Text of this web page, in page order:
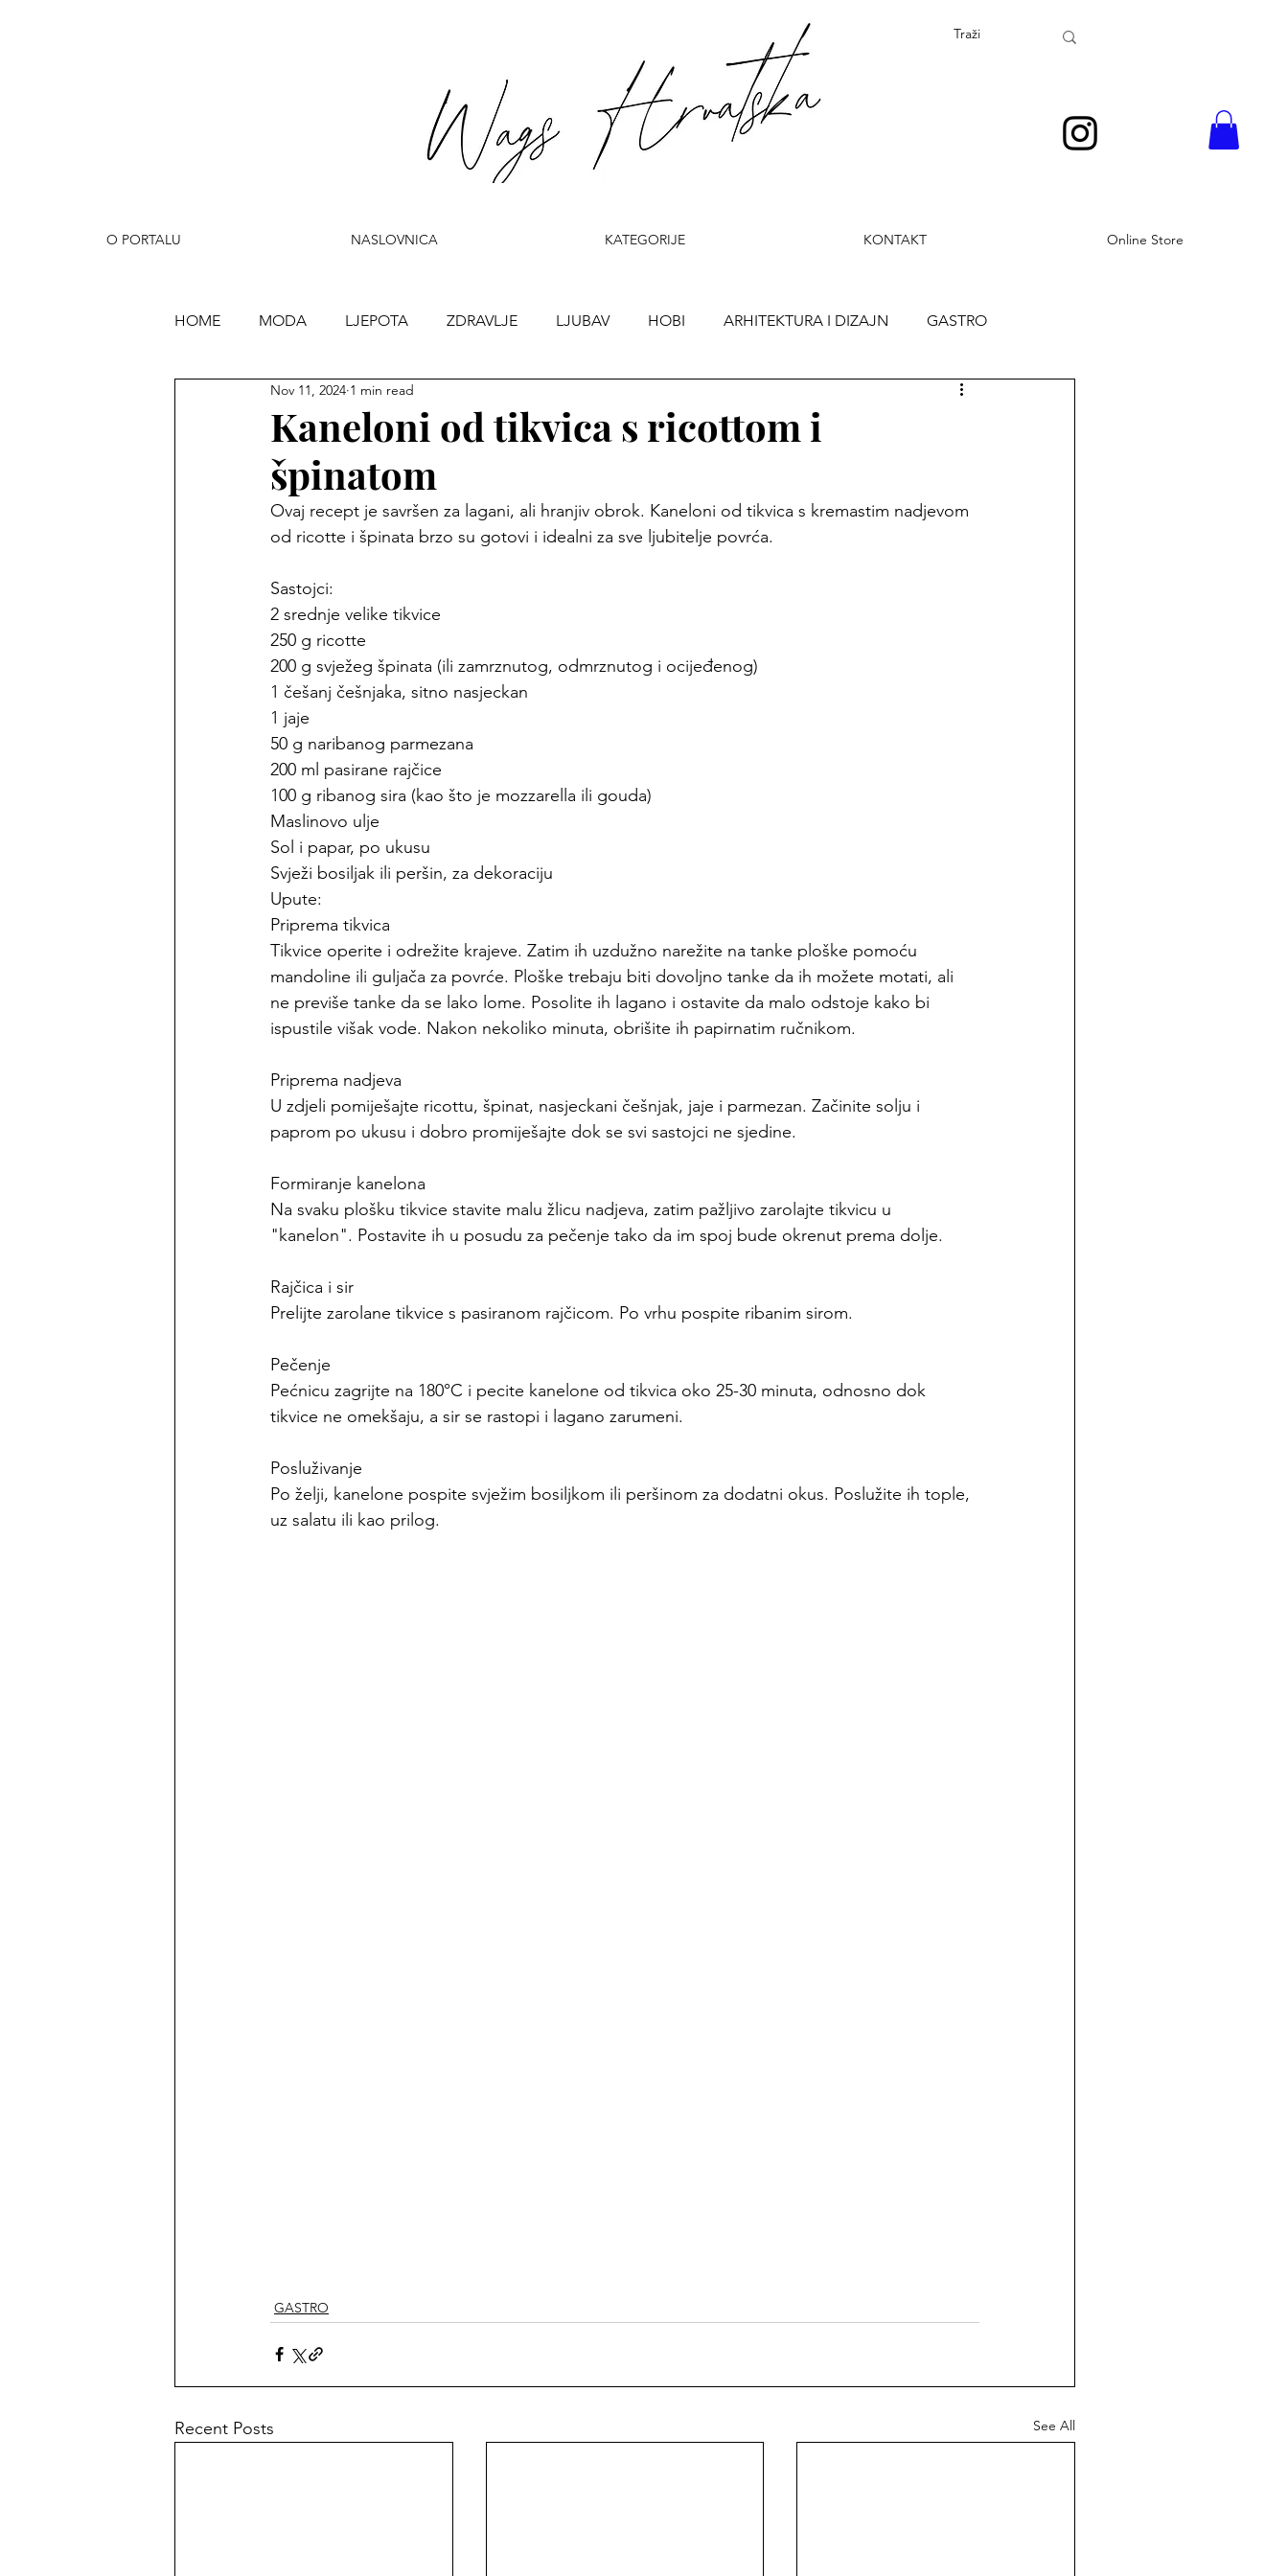
O PORTALU NASLOVNICA KATEGORIJE KONTAKT Online Store
HOME MODA LJEPOTA ZDRAVLJE LJUBAV HOBI ARHITEKTURA I DIZAJN GASTRO
PUTOVANJA ZABAVA
Kaneloni od tikvica s ricottom i
špinatom
Nov 11, 2024 1 min read
Ovaj recept je savršen za lagani, ali hranjiv obrok. Kaneloni od tikvica s kremastim nadjevom
od ricotte i špinata brzo su gotovi i idealni za sve ljubitelje povrća.
Sastojci:
2 srednje velike tikvice
250 g ricotte
200 g svježeg špinata (ili zamrznutog, odmrznutog i ocijeđenog)
1 češanj češnjaka, sitno nasjeckan
1 jaje
50 g naribanog parmezana
200 ml pasirane rajčice
100 g ribanog sira (kao što je mozzarella ili gouda)
Maslinovo ulje
Sol i papar, po ukusu
Svježi bosiljak ili peršin, za dekoraciju
Upute:
Priprema tikvica
Tikvice operite i odrežite krajeve. Zatim ih uzdužno narežite na tanke ploške pomoću
mandoline ili guljača za povrće. Ploške trebaju biti dovoljno tanke da ih možete motati, ali
ne previše tanke da se lako lome. Posolite ih lagano i ostavite da malo odstoje kako bi
ispustile višak vode. Nakon nekoliko minuta, obrišite ih papirnatim ručnikom.
Priprema nadjeva
U zdjeli pomiješajte ricottu, špinat, nasjeckani češnjak, jaje i parmezan. Začinite solju i
paprom po ukusu i dobro promiješajte dok se svi sastojci ne sjedine.
Formiranje kanelona
Na svaku plošku tikvice stavite malu žlicu nadjeva, zatim pažljivo zarolajte tikvicu u
"kanelon". Postavite ih u posudu za pečenje tako da im spoj bude okrenut prema dolje.
Rajčica i sir
Prelijte zarolane tikvice s pasiranom rajčicom. Po vrhu pospite ribanim sirom.
Pečenje
Pećnicu zagrijte na 180°C i pecite kanelone od tikvica oko 25-30 minuta, odnosno dok
tikvice ne omekšaju, a sir se rastopi i lagano zarumeni.
Posluživanje
Po želji, kanelone pospite svježim bosiljkom ili peršinom za dodatni okus. Poslužite ih tople,
uz salatu ili kao prilog.
GASTRO
Recent Posts See All